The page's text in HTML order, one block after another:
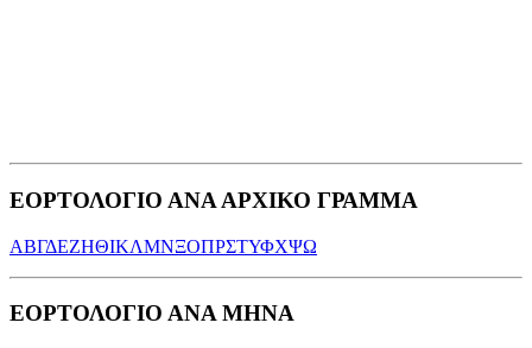
ΕΟΡΤΟΛΟΓΙΟ ΑΝΑ ΑΡΧΙΚΟ ΓΡΑΜΜΑ
ΑΒΓΔΕΖΗΘΙΚΛΜΝΞΟΠΡΣΤΥΦΧΨΩ
ΕΟΡΤΟΛΟΓΙΟ ΑΝΑ ΜΗΝΑ